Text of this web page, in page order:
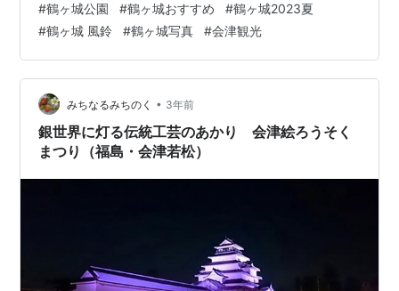
モチーフできれい。 藤棚の下からお茶室「麟閣」を望
む。 藤棚下のベンチに座る。時折風に揺られて風鈴が
「チリンチリン」と音を立て、心地よいです。 夕暮れの
鶴ヶ城、良きです。 アクセス 本丸広場(お城正面)にある
藤棚に風鈴が飾られています。 おわりに 今回は2023年
夏の鶴ヶ城・藤棚の…
#鶴ヶ城公園 #鶴ヶ城おすすめ #鶴ヶ城2023夏
#鶴ヶ城 風鈴 #鶴ヶ城写真 #会津観光
みちなるみちのく • 3年前
銀世界に灯る伝統工芸のあかり 会津絵ろうそく
まつり（福島・会津若松）